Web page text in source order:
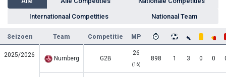
Internationaal Competities Nationaal Team
Seizoen Team Competitie MP
2025/2026 Nurnberg G2B
26
(16)
898 1 3 0 0